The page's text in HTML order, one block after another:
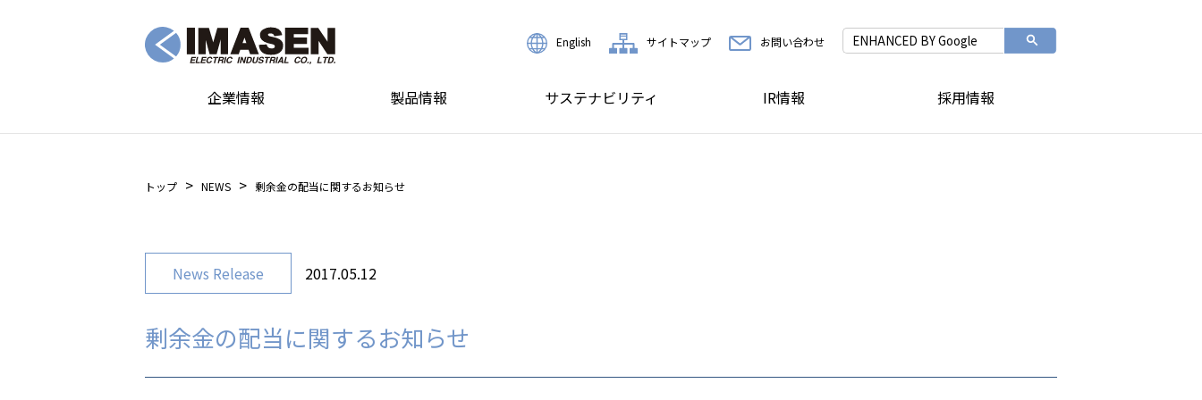
English サイトマップ お問い合わせ
企業情報 製品情報 サステナビリティ IR情報 採用情報
トップ NEWS 剰余金の配当に関するお知らせ
News Release 2017.05.12
剰余金の配当に関するお知らせ